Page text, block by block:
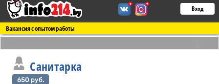
Вход
Вакансия с опытом работы
Санитарка
650 руб.